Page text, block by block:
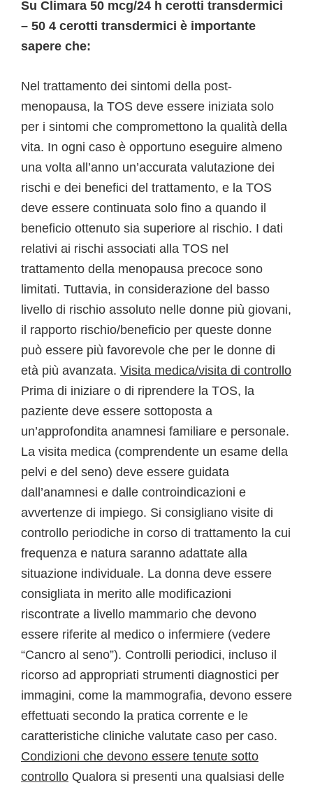
Su Climara 50 mcg/24 h cerotti transdermici
– 50 4 cerotti transdermici è importante
sapere che:
Nel trattamento dei sintomi della post-
menopausa, la TOS deve essere iniziata solo
per i sintomi che compromettono la qualità della
vita. In ogni caso è opportuno eseguire almeno
una volta all’anno un’accurata valutazione dei
rischi e dei benefici del trattamento, e la TOS
deve essere continuata solo fino a quando il
beneficio ottenuto sia superiore al rischio. I dati
relativi ai rischi associati alla TOS nel
trattamento della menopausa precoce sono
limitati. Tuttavia, in considerazione del basso
livello di rischio assoluto nelle donne più giovani,
il rapporto rischio/beneficio per queste donne
può essere più favorevole che per le donne di
età più avanzata. Visita medica/visita di controllo
Prima di iniziare o di riprendere la TOS, la
paziente deve essere sottoposta a
un’approfondita anamnesi familiare e personale.
La visita medica (comprendente un esame della
pelvi e del seno) deve essere guidata
dall’anamnesi e dalle controindicazioni e
avvertenze di impiego. Si consigliano visite di
controllo periodiche in corso di trattamento la cui
frequenza e natura saranno adattate alla
situazione individuale. La donna deve essere
consigliata in merito alle modificazioni
riscontrate a livello mammario che devono
essere riferite al medico o infermiere (vedere
“Cancro al seno”). Controlli periodici, incluso il
ricorso ad appropriati strumenti diagnostici per
immagini, come la mammografia, devono essere
effettuati secondo la pratica corrente e le
caratteristiche cliniche valutate caso per caso.
Condizioni che devono essere tenute sotto
controllo Qualora si presenti una qualsiasi delle